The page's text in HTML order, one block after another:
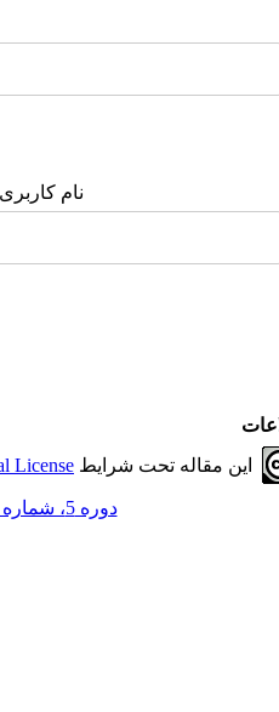
نام
این مقاله تحت شرایط License
دوره 5، شماره 2 - ( فروردین و اردیبهشت 1395 )